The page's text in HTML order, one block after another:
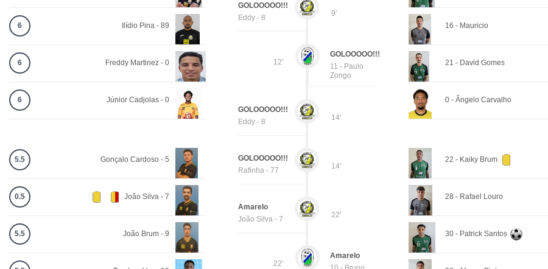
6 Ilídio Pina - 89
6 Freddy Martinez - 0
6 Júnior Cadjolas - 0
9'
GOLOOOOO!!!
Eddy - 8
12'
GOLOOOOO!!!
11 - Paulo
Zongo
14'
GOLOOOOO!!!
Eddy - 8
14'
GOLOOOOO!!!
Rafinha - 77
22'
Amarelo
João Silva - 7
22'
Amarelo
16 - Mauricio
21 - David Gomes
0 - Ângelo Carvalho
5.5 Gonçalo Cardoso - 5
0.5 João Silva - 7
5.5 João Brum - 9
22 - Kaiky Brum
28 - Rafael Louro
30 - Patrick Santos